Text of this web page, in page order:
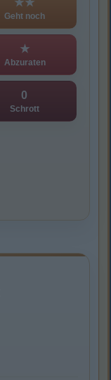
Geht noch
★
Abzuraten
0
Schrott